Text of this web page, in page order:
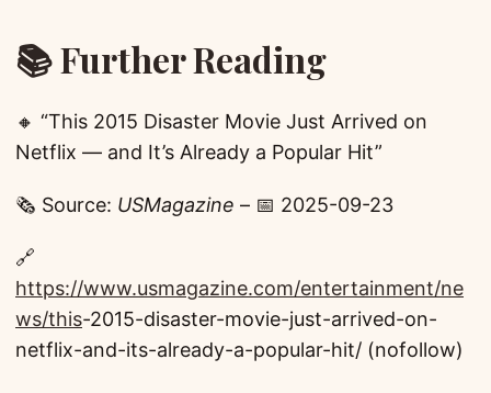
📚 Further Reading
🔸 “This 2015 Disaster Movie Just Arrived on
Netflix — and It’s Already a Popular Hit”
🗞️ Source: USMagazine – 📅 2025-09-23
🔗
https://www.usmagazine.com/entertainment/ne
ws/this-2015-disaster-movie-just-arrived-on-
netflix-and-its-already-a-popular-hit/ (nofollow)